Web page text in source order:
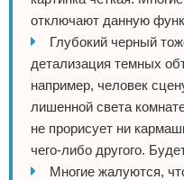
отключают данную
Глубокий черный
детализация темных
например, человек
лишенной света
не прорисует ни
чего-либо другого.
Многие жалуются,